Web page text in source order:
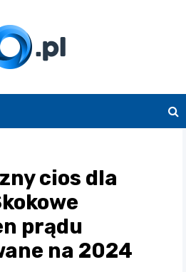
cios dla
prądu
na 2024